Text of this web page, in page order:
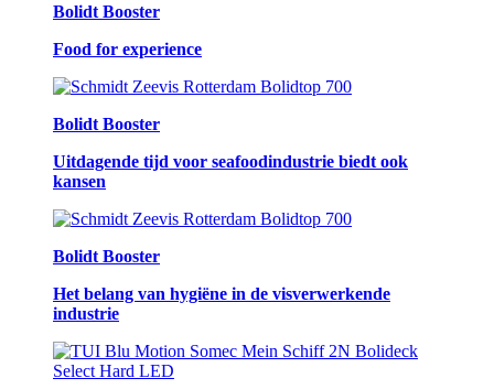
Bolidt Booster
Food for experience
Bolidt Booster
Uitdagende tijd voor seafoodindustrie biedt ook
kansen
Bolidt Booster
Het belang van hygiëne in de visverwerkende
industrie